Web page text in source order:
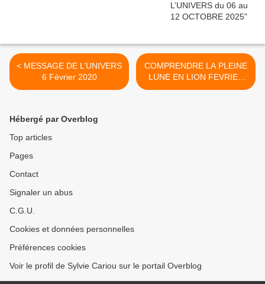
< MESSAGE DE L’UNIVERS
6 Février 2020
COMPRENDRE LA PLEINE
LUNE EN LION FEVRIER
2020 >
Hébergé par Overblog
Top articles
Pages
Contact
Signaler un abus
C.G.U.
Cookies et données personnelles
Préférences cookies
Voir le profil de Sylvie Cariou sur le portail Overblog